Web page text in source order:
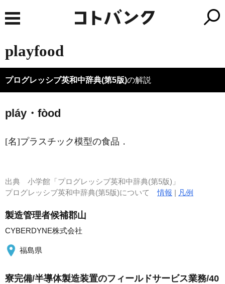
playfood
プログレッシブ英和中辞典(第5版)の解説
pláy・fòod
[名]プラスチック模型の食品 ．
出典 小学館「プログレッシブ英和中辞典(第5版)」
プログレッシブ英和中辞典(第5版)について情報 | 凡例
製造管理者候補郡山
CYBERDYNE株式会社
福島県
寮完備/半導体製造装置のフィールドサービス業務/40